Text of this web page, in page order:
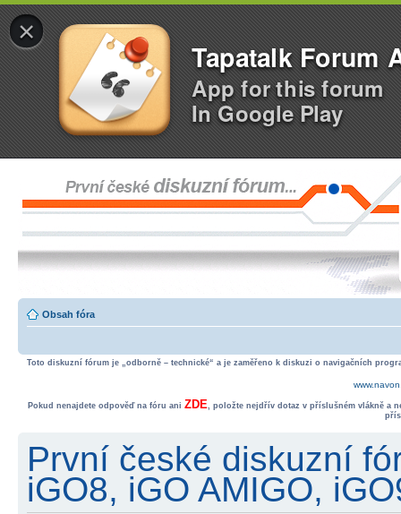
×
Tapatalk Forum
App for this forum
In Google Play
Obsah fóra
Toto diskuzní fórum je „odborně – technické“ a je zaměřeno k diskuzi o navigačních
Pokud nenajdete odpověď na fóru ani ZDE, položte nejdřív dotaz v příslušném vlákně a
První české diskuzní
iGO8, iGO AMIGO,